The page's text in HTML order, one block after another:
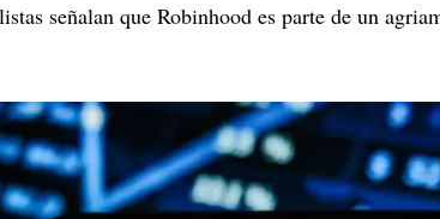
señalan que Robinhood es parte de un